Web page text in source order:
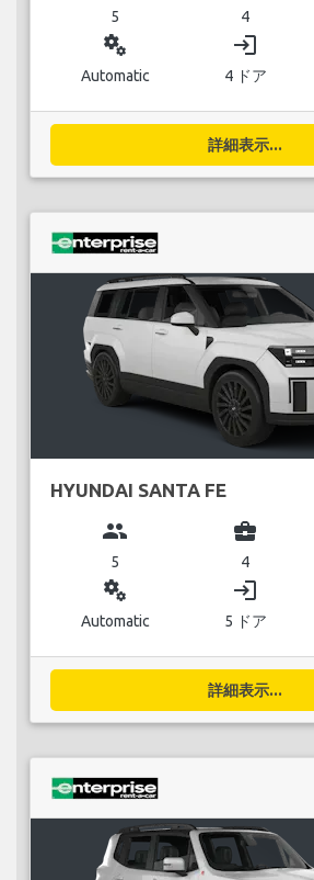
5 4
miscellaneous_services
Automatic
login
4 ドア
詳細表示...
HYUNDAI SANTA FE
group
5
business_center
4
miscellaneous_services
Automatic
login
5 ドア
詳細表示...